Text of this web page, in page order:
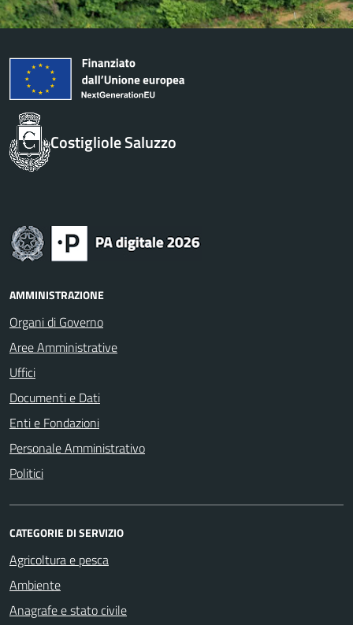
Costigliole Saluzzo
AMMINISTRAZIONE
Organi di Governo
Aree Amministrative
Uffici
Documenti e Dati
Enti e Fondazioni
Personale Amministrativo
Politici
CATEGORIE DI SERVIZIO
Agricoltura e pesca
Ambiente
Anagrafe e stato civile